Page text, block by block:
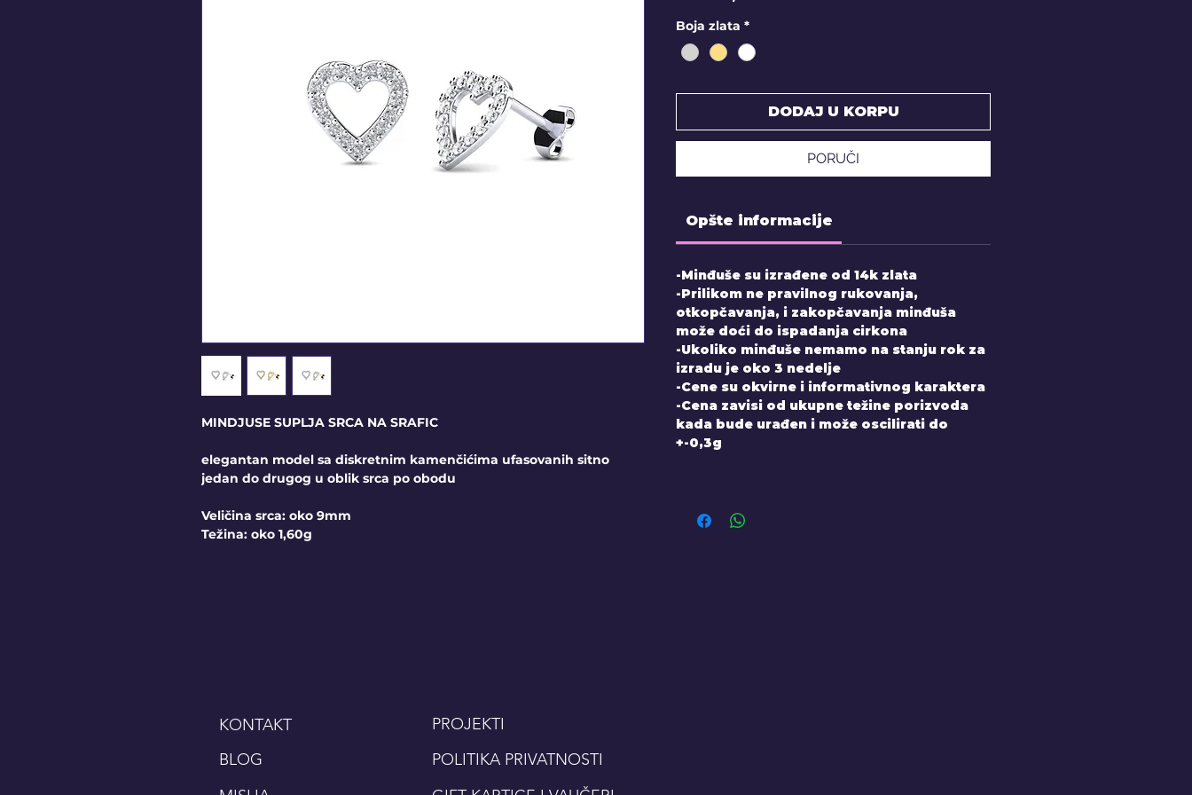
MINDJUSE SUPLJA SRCA NA SRAFIC
elegantan model sa diskretnim kamenčićima ufasovanih sitno
jedan do drugog u oblik srca po obodu
Veličina srca: oko 9mm
Težina: oko 1,60g
Boja zlata *
DODAJ U KORPU
PORUČI
Opšte informacije
-Minđuše su izrađene od 14k zlata
-Prilikom ne pravilnog rukovanja,
otkopčavanja, i zakopčavanja minđuša
može doći do ispadanja cirkona
-Ukoliko minđuše nemamo na stanju rok za
izradu je oko 3 nedelje
-Cene su okvirne i informativnog karaktera
-Cena zavisi od ukupne težine porizvoda
kada bude urađen i može oscilirati do
+-0,3g
KONTAKT
PROJEKTI
BLOG
POLITIKA PRIVATNOSTI